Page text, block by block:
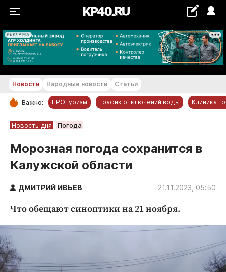
РЕКЛАМА
+26...+27 °С
РУБРИКИ
Новости компаний
Статьи
Народные новости
Авто и транспорт
Криминал
Недвижимость и ЖКХ
Новости Народные новости Статьи
Важно: ПРОтуризм График отключений воды Клиника
Новость дня Погода
Морозная погода сохранится в
Калужской области
ДМИТРИЙ ИВЬЕВ 21.11.2023, 05:50
Что обещают синоптики на 21 ноября.